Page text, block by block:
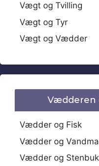
Vægt og Tvilling
Vægt og Tyr
Vægt og Vædder
Vædderen
Vædder og Fisk
Vædder og
Vædder og Stenbuk